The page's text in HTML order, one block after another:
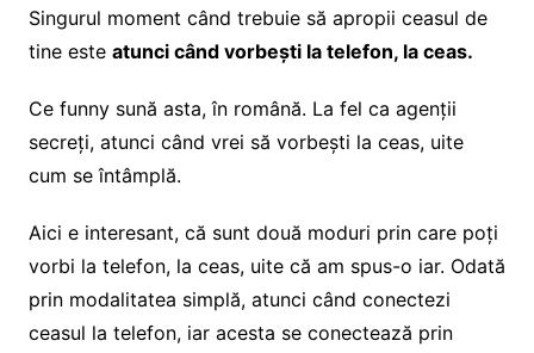
Singurul moment când trebuie să apropii ceasul de
tine este atunci când vorbești la telefon, la ceas.
Ce funny sună asta, în română. La fel ca agenții
secreți, atunci când vrei să vorbești la ceas, uite
cum se întâmplă.
Aici e interesant, că sunt două moduri prin care poți
vorbi la telefon, la ceas, uite că am spus-o iar. Odată
prin modalitatea simplă, atunci când conectezi
ceasul la telefon, iar acesta se conectează prin